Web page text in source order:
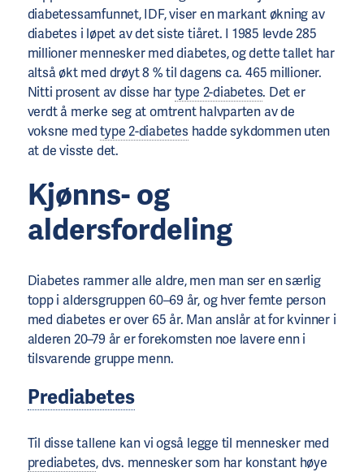
diabetessamfunnet, IDF, viser en markant økning av
diabetes i løpet av det siste tiåret. I 1985 levde 285
millioner mennesker med diabetes, og dette tallet har
altså økt med drøyt 8 % til dagens ca. 465 millioner.
Nitti prosent av disse hartype 2-diabetes. Det er
verdt å merke seg at omtrent halvparten av de
voksne medtype 2-diabetes hadde sykdommen uten
at de visste det.
Kjønns- og
aldersfordeling
Diabetes rammer alle aldre, men man ser en særlig
topp i aldersgruppen 60–69 år, og hver femte person
med diabetes er over 65 år. Man anslår at for kvinner i
alderen 20–79 år er forekomsten noe lavere enn i
tilsvarende gruppe menn.
Prediabetes
Til disse tallene kan vi også legge til mennesker med
prediabetes, dvs. mennesker som har konstant høye